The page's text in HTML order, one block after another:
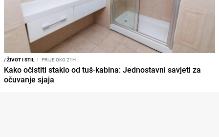
/ŽIVOT I STIL I PRIJE OKO 21H
Kako očistiti staklo od tuš-kabina: Jednostavni savjeti za
očuvanje sjaja